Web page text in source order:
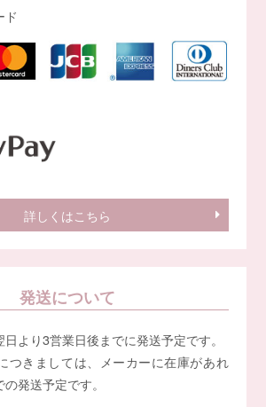
ド
詳しくはこちら
発送について
より3営業日後までに発送予定です。
つきましては、メーカーに在庫があれ
発送予定です。